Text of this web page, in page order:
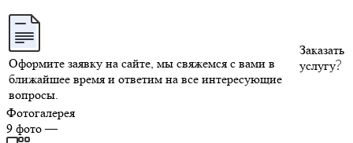
Оформите заявку на сайте, мы свяжемся с вами в
ближайшее время и ответим на все интересующие
вопросы.
Заказать
услугу
Фотогалерея
9 фото—